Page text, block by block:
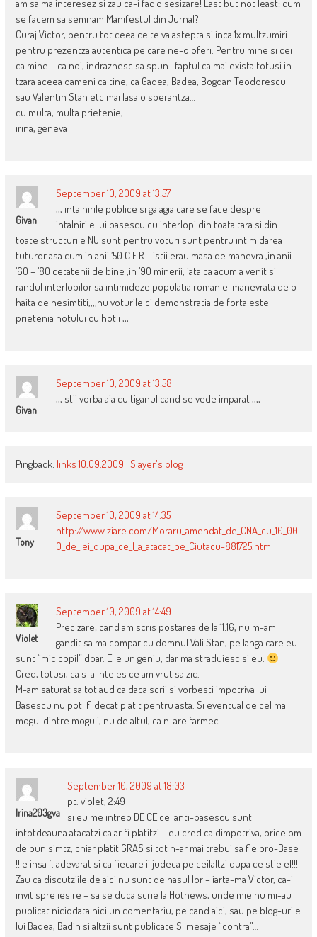
am sa ma interesez si zau ca-i fac o sesizare! Last but not least: cum
se facem sa semnam Manifestul din Jurnal?
Curaj Victor, pentru tot ceea ce te va astepta si inca 1x multzumiri
pentru prezentza autentica pe care ne-o oferi. Pentru mine si cei
ca mine – ca noi, indraznesc sa spun- faptul ca mai exista totusi in
tzara aceea oameni ca tine, ca Gadea, Badea, Bogdan Teodorescu
sau Valentin Stan etc mai lasa o sperantza…
cu multa, multa prietenie,
irina, geneva
Givan
September 10, 2009 at 13:57
,,, intalnirile publice si galagia care se face despre
intalnirile lui basescu cu interlopi din toata tara si din
toate structurile NU sunt pentru voturi sunt pentru intimidarea
tuturor asa cum in anii ’50 C.F.R.- istii erau masa de manevra ,in anii
’60 – ’80 cetatenii de bine ,in ’90 minerii, iata ca acum a venit si
randul interlopilor sa intimideze populatia romaniei manevrata de o
haita de nesimtiti,,,,nu voturile ci demonstratia de forta este
prietenia hotului cu hotii ,,,
Givan
September 10, 2009 at 13:58
,,, stii vorba aia cu tiganul cand se vede imparat ,,,,
Pingback: links 10.09.2009 | Slayer's blog
Tony
September 10, 2009 at 14:35
http://www.ziare.com/Moraru_amendat_de_CNA_cu_10_00
0_de_lei_dupa_ce_l_a_atacat_pe_Ciutacu-881725.html
Violet
September 10, 2009 at 14:49
Precizare; cand am scris postarea de la 11:16, nu m-am
gandit sa ma compar cu domnul Vali Stan, pe langa care eu
sunt “mic copil” doar. El e un geniu, dar ma straduiesc si eu.
Cred, totusi, ca s-a inteles ce am vrut sa zic.
M-am saturat sa tot aud ca daca scrii si vorbesti impotriva lui
Basescu nu poti fi decat platit pentru asta. Si eventual de cel mai
mogul dintre moguli, nu de altul, ca n-are farmec.
Irina203gva
September 10, 2009 at 18:03
pt. violet, 2:49
si eu me intreb DE CE cei anti-basescu sunt
intotdeauna atacatzi ca ar fi platitzi – eu cred ca dimpotriva, orice om
de bun simtz, chiar platit GRAS si tot n-ar mai trebui sa fie pro-Base
!! e insa f. adevarat si ca fiecare ii judeca pe ceilaltzi dupa ce stie el!!!
Zau ca discutziile de aici nu sunt de nasul lor – iarta-ma Victor, ca-i
invit spre iesire – sa se duca scrie la Hotnews, unde mie nu mi-au
publicat niciodata nici un comentariu, pe cand aici, sau pe blog-urile
lui Badea, Badin si altzii sunt publicate SI mesaje “contra”…